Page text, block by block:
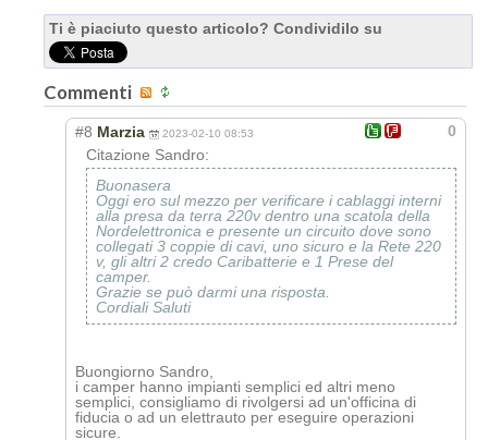
Ti è piaciuto questo articolo? Condividilo su
Commenti
0
#8 Marzia 2023-02-10 08:53
Citazione Sandro:
Buonasera
Oggi ero sul mezzo per verificare i cablaggi interni
alla presa da terra 220v dentro una scatola della
Nordelettronica e presente un circuito dove sono
collegati 3 coppie di cavi, uno sicuro e la Rete 220
v, gli altri 2 credo Caribatterie e 1 Prese del
camper.
Grazie se può darmi una risposta.
Cordiali Saluti
Buongiorno Sandro,
i camper hanno impianti semplici ed altri meno
semplici, consigliamo di rivolgersi ad un'officina di
fiducia o ad un elettrauto per eseguire operazioni
sicure.